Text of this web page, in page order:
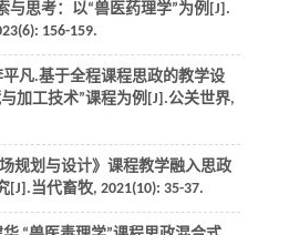
与思考：以“兽医药理学”为例[J].
(6): 156-159.
凡.基于全程课程思政的教学设
加工技术”课程为例[J].公关世界,
规划与设计》课程教学融入思政
[J].当代畜牧, 2021(10): 35-37.